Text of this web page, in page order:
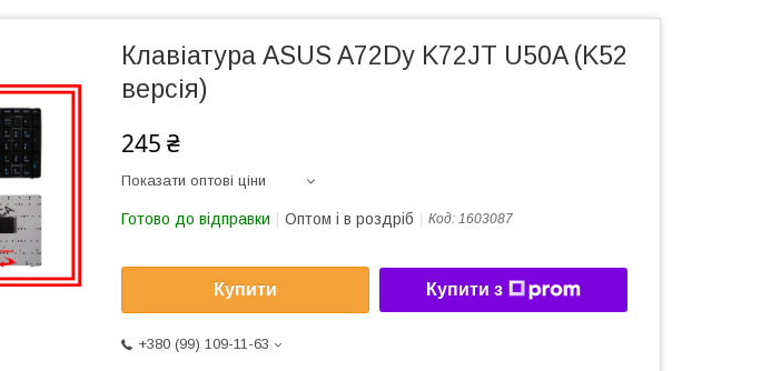
Клавіатура ASUS A72Dy K72JT U50A (K52
версія)
245 ₴
Показати оптові ціни
Готово до відправки Оптом і в роздріб Код: 1603087
Купити Купити з
+380 (99) 109-11-63